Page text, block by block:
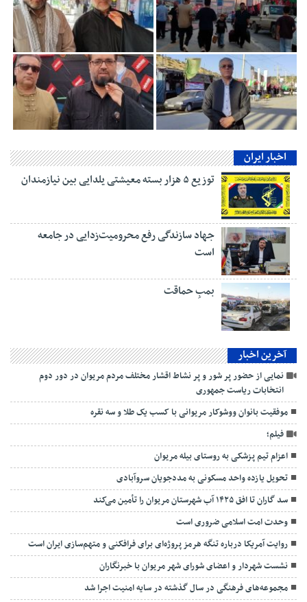
اخبار ایران
توزیع ۵ هزار بسته معیشتی یلدایی بین نیازمندان
جهاد سازندگی رفع محرومیت‌زدایی در جامعه
است
بمبِ حماقت
آخرین اخبار
نمایی از حضور پر شور و پر نشاط اقشار مختلف مردم مریوان در دور دوم
انتخابات ریاست جمهوری
موفقیت بانوان ووشوکار مریوانی با کسب یک طلا و سه نقره
فیلم؛
اعزام تیم پزشکی به روستای بیله مریوان
تحویل یازده واحد مسکونی به مددجویان سروآبادی
سد گاران تا افق ۱۴۲۵ آب شهرستان مریوان را تأمین می‌کند
وحدت امت اسلامی ضروری است
روایت آمریکا درباره تنگه هرمز پروژه‌ای برای فرافکنی و متهم‌سازی ایران است
نشست شهردار و اعضای شورای شهر مریوان با خبرنگاران
مجموعه‌های فرهنگی در سال گذشته در سایه امنیت اجرا شد